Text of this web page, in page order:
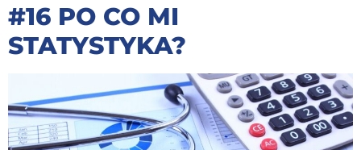
#16 PO CO MI
STATYSTYKA?